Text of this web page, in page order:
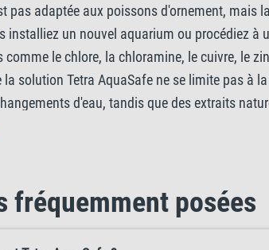
pas adaptée aux poissons d'ornement,
installiez un nouvel aquarium ou procédiez
comme le chlore, la chloramine, le cuivre, le
la solution Tetra AquaSafe ne se limite pas à
d'eau, tandis que des extraits
pour nourrir la peau et les nageoires des
et des plantes aquatiques. Tetra
pouvez utiliser la solution Tetra Test 7in1,
et d'eau de mer. Pour les aquariums
fréquemment posées